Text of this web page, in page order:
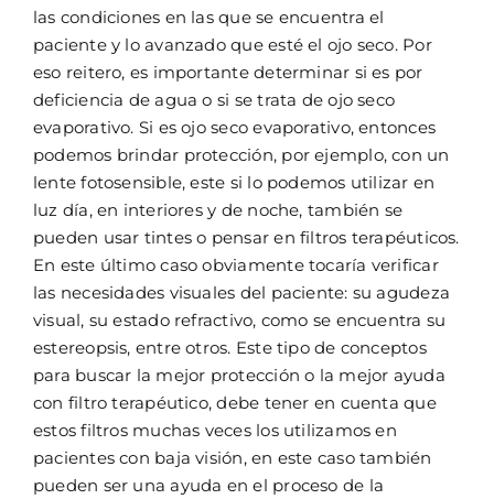
las condiciones en las que se encuentra el
paciente y lo avanzado que esté el ojo seco. Por
eso reitero, es importante determinar si es por
deficiencia de agua o si se trata de ojo seco
evaporativo. Si es ojo seco evaporativo, entonces
podemos brindar protección, por ejemplo, con un
lente fotosensible, este si lo podemos utilizar en
luz día, en interiores y de noche, también se
pueden usar tintes o pensar en filtros terapéuticos.
En este último caso obviamente tocaría verificar
las necesidades visuales del paciente: su agudeza
visual, su estado refractivo, como se encuentra su
estereopsis, entre otros. Este tipo de conceptos
para buscar la mejor protección o la mejor ayuda
con filtro terapéutico, debe tener en cuenta que
estos filtros muchas veces los utilizamos en
pacientes con baja visión, en este caso también
pueden ser una ayuda en el proceso de la